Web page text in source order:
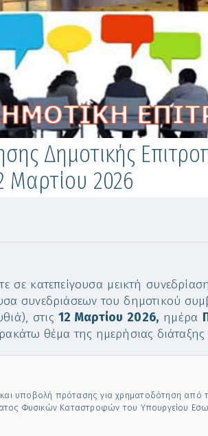
Δημοτικής
Μαρτίου 2026
σε κατεπείγουσα μεικτή
συνεδριάσεων του δημοτικού
στις 12 Μαρτίου 2026, ημέρα
θέμα της ημερήσιας διάταξης
και υποβολή πρότασης για χρηματοδότηση
Φυσικών Καταστροφών του Υπουργείου